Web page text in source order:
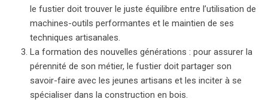
le fustier doit trouver le juste équilibre entre l’utilisation de
machines-outils performantes et le maintien de ses
techniques artisanales.
La formation des nouvelles générations : pour assurer la
pérennité de son métier, le fustier doit partager son
savoir-faire avec les jeunes artisans et les inciter à se
spécialiser dans la construction en bois.